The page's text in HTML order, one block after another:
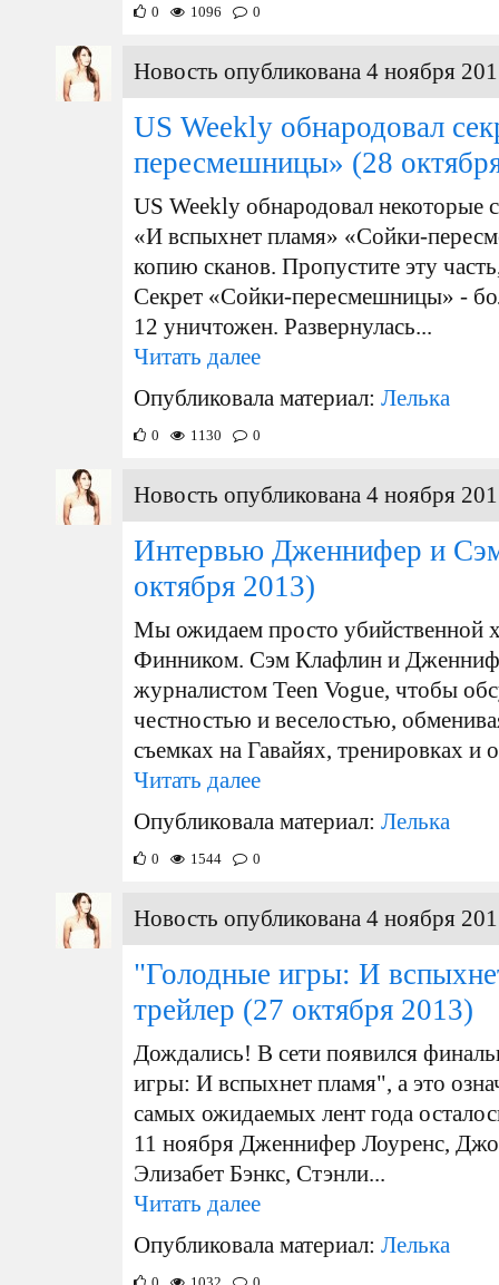
0 1096 0
Новость опубликована 4 ноября
US Weekly обнародовал
пересмешницы» (28
US Weekly обнародовал некоторые
«И вспыхнет пламя» «Сойки-
копию сканов. Пропустите эту
Секрет «Сойки-пересмешницы» -
12 уничтожен. Развернулась...
Читать далее
Опубликовала материал: Лелька
0 1130 0
Новость опубликована 4 ноября
Интервью Дженнифер и
октября 2013)
Мы ожидаем просто убийственной
Финником. Сэм Клафлин и
журналистом Teen Vogue, чтобы
честностью и веселостью,
съемках на Гавайях, тренировках и
Читать далее
Опубликовала материал: Лелька
0 1544 0
Новость опубликована 4 ноября
"Голодные игры: И
трейлер (27 октября 2013)
Дождались! В сети появился
игры: И вспыхнет пламя", а это
самых ожидаемых лент года
11 ноября Дженнифер Лоуренс,
Элизабет Бэнкс, Стэнли...
Читать далее
Опубликовала материал: Лелька